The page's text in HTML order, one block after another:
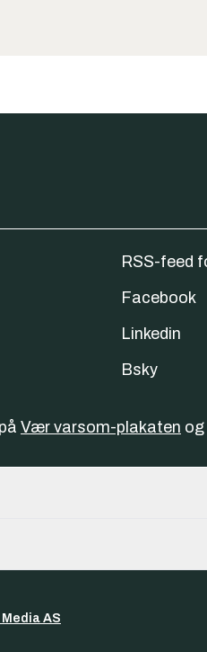
RSS-feed
Facebook
Linkedin
Bsky
Vær varsom-plakaten og
AS